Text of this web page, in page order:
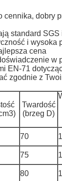
cennika, dobry
standard SGS
i wysoka
cena
w
EN-71
zgodnie z
Twardość
(brzeg D)
70
75
80